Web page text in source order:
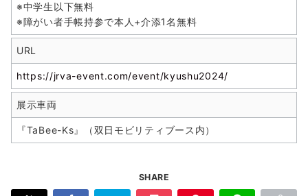
※中学生以下無料
※障がい者手帳持参で本人+介添1名無料
URL
https://jrva-event.com/event/kyushu2024/
展示車両
『TaBee-Ks』（双日モビリティブース内）
SHARE